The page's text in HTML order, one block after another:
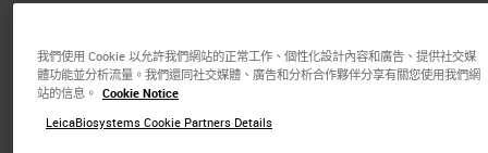
partner sites, including hospitals from across West
Yorkshire, Hull and York, North East, Great Ormond Street
Hospital, Royal National Orthopaedic Hospital and 2
我們使用 Cookie 以允許我們網站的正常工作、個性化設計內容和廣告、提供社交媒
體功能並分析流量。我們還同社交媒體、廣告和分析合作夥伴分享有關您使用我們網
站的信息。 Cookie Notice
LeicaBiosystems Cookie Partners Details